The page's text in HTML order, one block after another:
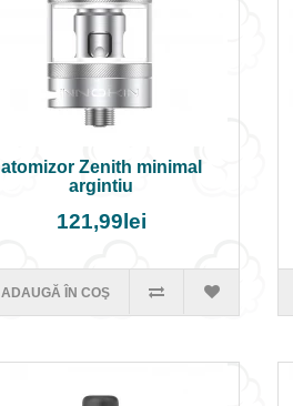
atomizor Zenith minimal
argintiu
121,99lei
ADAUGĂ ÎN COŞ